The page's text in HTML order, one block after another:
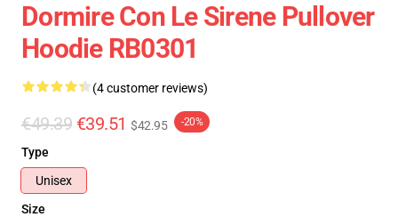
Dormire Con Le Sirene Pullover
Hoodie RB0301
(4 customer reviews)
€49.39 €39.51 $42.95 -20%
Type
Unisex
Size